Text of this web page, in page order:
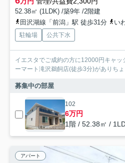
52.38㎡ (1LDK) /築9年 /2階建
田沢湖線「前潟」駅 徒歩31分
い
駐輪場 公共下水
イエスタでご成約の方に12000円キャッ
ーマート滝沢鵜飼店(徒歩3分)がありち
募集中の部屋
102
6万円
1階 / 52.38㎡ /
アパート